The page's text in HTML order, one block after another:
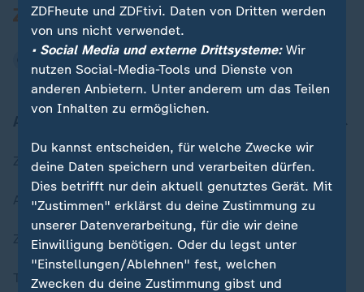
Zuletzt veröffentlicht
Aktuelle Sendungs-Videos
ZDFheute Stories
Themen im Überblick
ZDFheute und ZDFtivi. Daten von Dritten werden
von uns nicht verwendet.
• Social Media und externe Drittsysteme:Wir
nutzen Social-Media-Tools und Dienste von
anderen Anbietern. Unter anderem um das Teilen
von Inhalten zu ermöglichen.
Du kannst entscheiden, für welche Zwecke wir
deine Daten speichern und verarbeiten dürfen.
Dies betrifft nur dein aktuell genutztes Gerät. Mit
"Zustimmen" erklärst du deine Zustimmung zu
unserer Datenverarbeitung, für die wir deine
Einwilligung benötigen. Oder du legst unter
"Einstellungen/Ablehnen" fest, welchen
Zwecken du deine Zustimmung gibst und